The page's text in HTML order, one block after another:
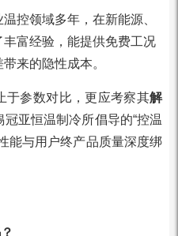
控领域多年，在新能源、
富经验，能提供免费工况
来的隐性成本。
于参数对比，更应考察其解
冠亚恒温制冷所倡导的“控温
能与用户终产品质量深度绑